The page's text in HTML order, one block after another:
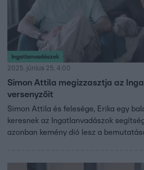
Ingatlanvadászok
2025. június 25. 4:00
Simon Attila megizzasztja az
versenyzőit
Simon Attila és felesége, Erika egy
keresnek az Ingatlanvadászok
azonban kemény dió lesz a